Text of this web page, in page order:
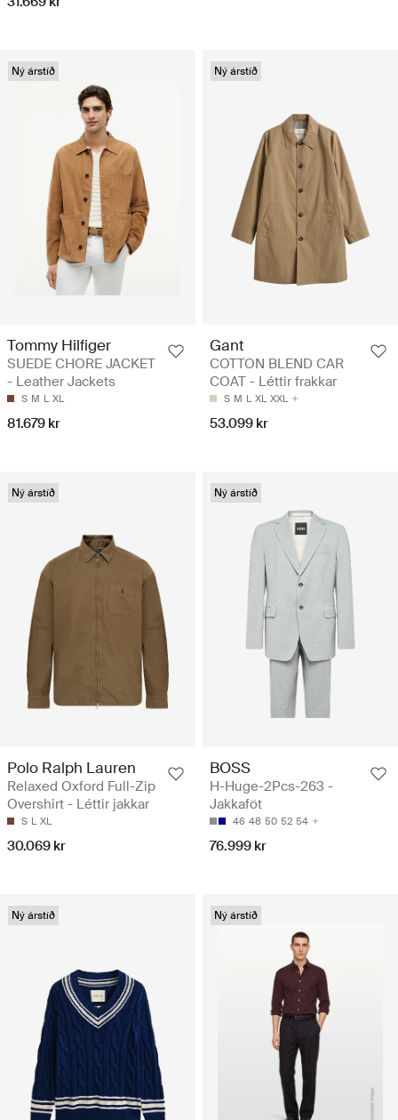
Ný árstíð
Tommy Hilfiger
SUEDE CHORE JACKET
- Leather Jackets
S M L XL
81.679 kr
Ný árstíð
Gant
COTTON BLEND CAR
COAT - Léttir frakkar
S M L XL XXL
53.099 kr
Ný árstíð
Polo Ralph Lauren
Relaxed Oxford Full-Zip
Overshirt - Léttir jakkar
S L XL
30.069 kr
Ný árstíð
BOSS
H-Huge-2Pcs-263 -
Jakkaföt
46 48 50 52 54
76.999 kr
Ný árstíð Ný árstíð